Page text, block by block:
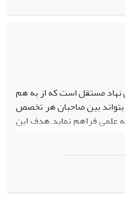
نهاد مستقل است که از به هم
بتواند بین صاحبان هر تخصص
علمی فراهم نماید.هدف این
علمی در نظام علمی و
ارتقا عملکرد خود با آنها